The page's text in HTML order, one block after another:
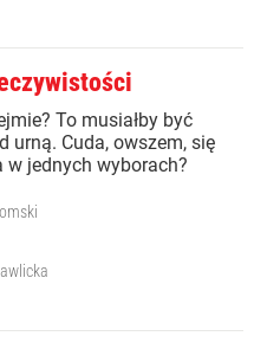
To musiałby być
urną. Cuda, owszem, się
w jednych wyborach?